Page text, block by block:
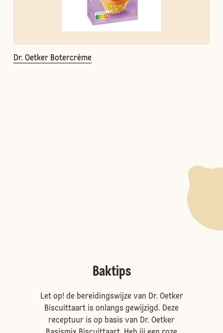
Dr. Oetker Botercrème
Baktips
Let op! de bereidingswijze van Dr. Oetker
Biscuittaart is onlangs gewijzigd. Deze
receptuur is op basis van Dr. Oetker